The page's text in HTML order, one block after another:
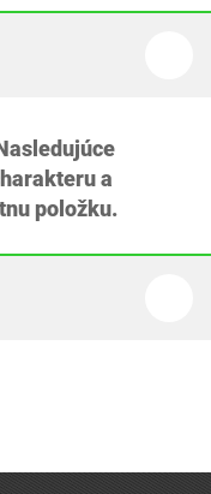
a
položku.